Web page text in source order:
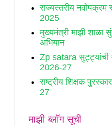
राज्यस्तरीय नवोपक्रम
2025
मुख्यमंत्री माझी शाळा
अभियान
Zp satara सुट्ट्यांची
2026-27
राष्ट्रीय शिक्षक
27
माझी ब्लॉग सूची